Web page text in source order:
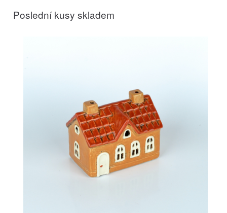
Poslední kusy skladem